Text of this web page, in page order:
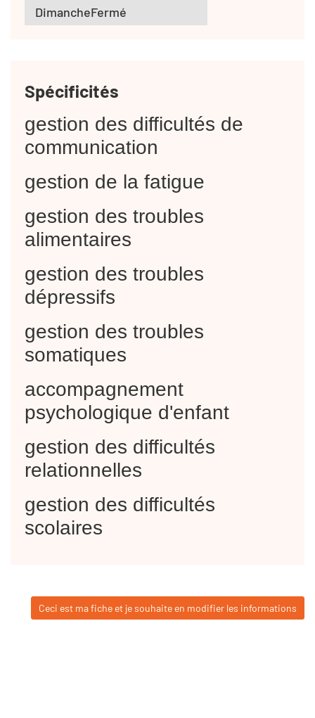
DimancheFermé
Spécificités
gestion des difficultés de
communication
gestion de la fatigue
gestion des troubles
alimentaires
gestion des troubles
dépressifs
gestion des troubles
somatiques
accompagnement
psychologique d'enfant
gestion des difficultés
relationnelles
gestion des difficultés
scolaires
Ceci est ma fiche et je souhaite en modifier les informations